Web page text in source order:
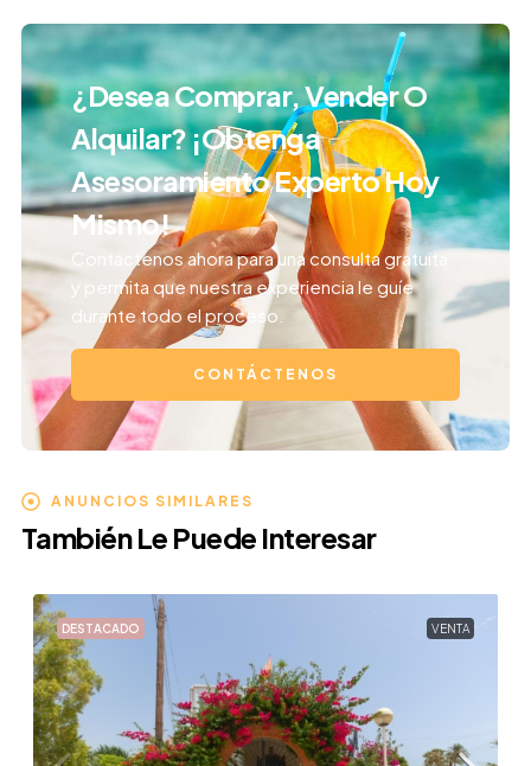
¿Desea Comprar, Vender O
Alquilar? ¡Obtenga
Asesoramiento Experto Hoy
Mismo!
Contáctenos ahora para una consulta gratuita
y permita que nuestra experiencia le guíe
durante todo el proceso.
CONTÁCTENOS
ANUNCIOS SIMILARES
También Le Puede Interesar
DESTACADO VENTA